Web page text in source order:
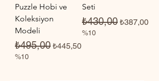
Puzzle Hobi ve
Koleksiyon
Modeli
Normal Fiyat
₺495,00 İndirimli Fiyat
₺445,50
%10
Seti
Normal Fiyat
₺430,00 İndirimli
₺387,00
%10